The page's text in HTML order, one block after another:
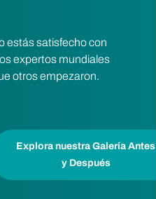
estás satisfecho con
expertos mundiales
otros empezaron.
Explora nuestra Galería Antes
y Después